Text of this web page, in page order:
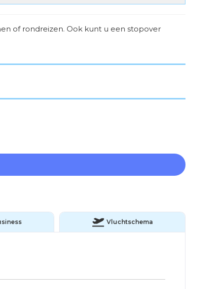
of rondreizen. Ook kunt u een stopover
Vluchtschema